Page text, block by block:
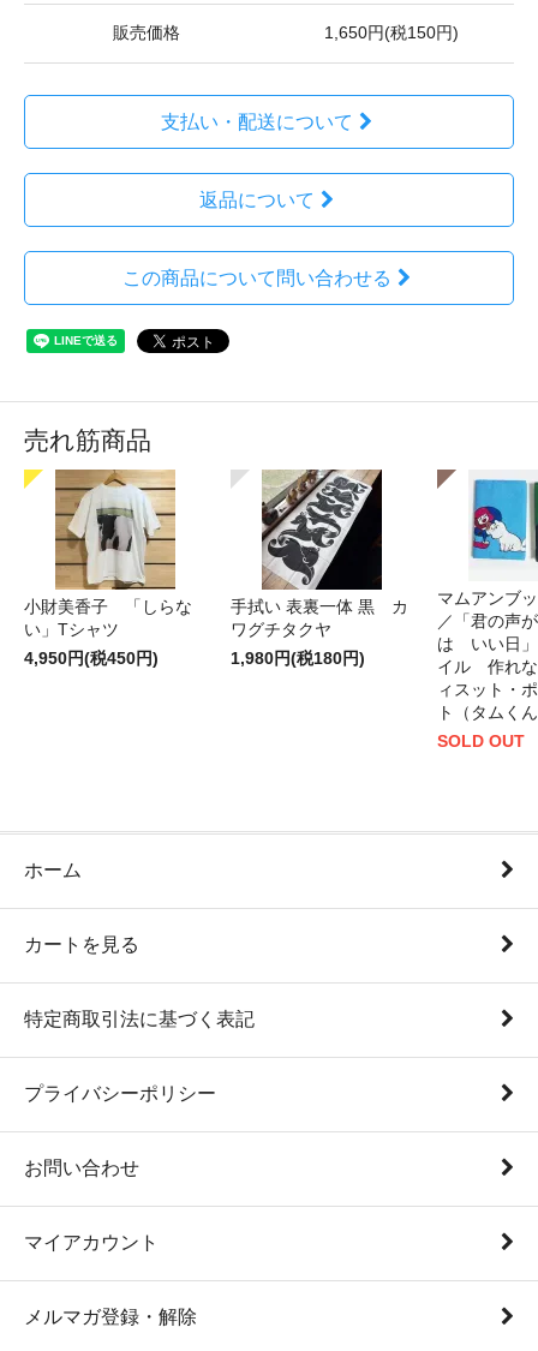
販売価格 1,650円(税150円)
支払い・配送について
返品について
この商品について問い合わせる
売れ筋商品
小財美香子 「しらな
い」Tシャツ
4,950円(税450円)
手拭い 表裏一体 黒 カ
ワグチタクヤ
1,980円(税180円)
マムアンブ
／「君の声
は いい日」
イル 作れ
ィスット・
ト（タムく
SOLD OUT
ホーム
カートを見る
特定商取引法に基づく表記
プライバシーポリシー
お問い合わせ
マイアカウント
メルマガ登録・解除